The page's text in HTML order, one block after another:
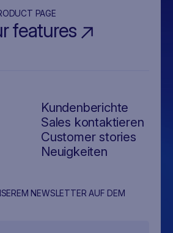
PAGE
features
NEWSLETTER AUF DEM
Kundenberichte
Sales kontaktieren
Customer stories
Neuigkeiten